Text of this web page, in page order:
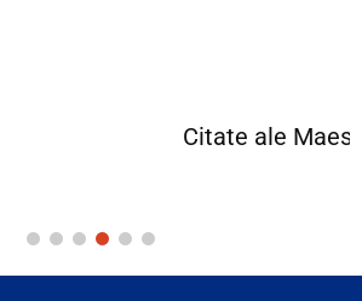
Citate ale Maestrului